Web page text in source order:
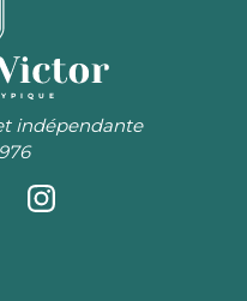
indépendante